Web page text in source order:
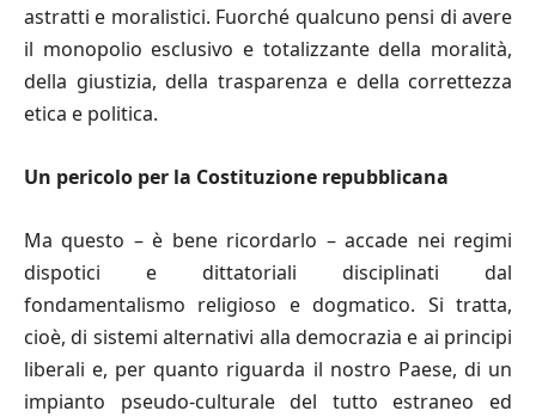
astratti e moralistici. Fuorché qualcuno pensi di avere
il monopolio esclusivo e totalizzante della moralità,
della giustizia, della trasparenza e della correttezza
etica e politica.
Un pericolo per la Costituzione repubblicana
Ma questo – è bene ricordarlo – accade nei regimi
dispotici e dittatoriali disciplinati dal
fondamentalismo religioso e dogmatico. Si tratta,
cioè, di sistemi alternativi alla democrazia e ai principi
liberali e, per quanto riguarda il nostro Paese, di un
impianto pseudo-culturale del tutto estraneo ed